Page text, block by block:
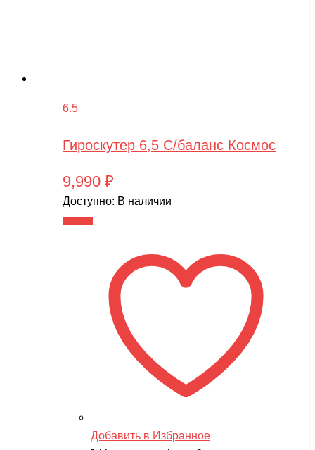
6.5
Гироскутер 6,5 С/баланс Космос
9,990 ₽
Доступно: В наличии
Добавить в Избранное